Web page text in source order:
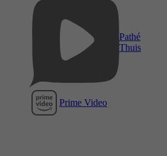
Pathé
Thuis
Prime Video